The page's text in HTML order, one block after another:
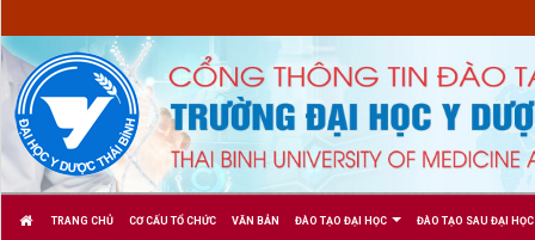
TRANG CHỦ CƠ CẤU TỔ CHỨC VĂN BẢN ĐÀO TẠO ĐẠI HỌC ĐÀO TẠO SAU ĐẠI HỌC